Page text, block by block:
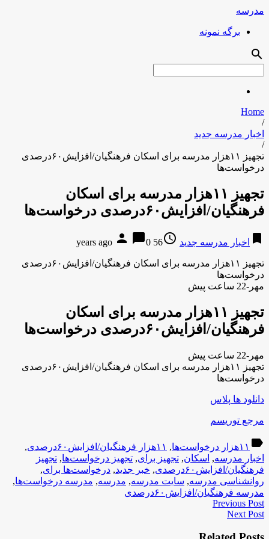
مدرسه
برگه نمونه
search
Home
/
اخبار مدرسه جدید
/
تجهیز ۱۱هزار مدرسه برای اسکان فرهنگیان/افزایش۶۰درصدی
درخواست‌ها
تجهیز ۱۱هزار مدرسه برای اسکان
فرهنگیان/افزایش۶۰درصدی درخواست‌ها
bookmark اخبار مدرسه جدید access_time
56 years ago
person chat_bubble0
تجهیز ۱۱هزار مدرسه برای اسکان فرهنگیان/افزایش۶۰درصدی
درخواست‌ها
مهر-22 ساعت پیش
تجهیز ۱۱هزار مدرسه برای اسکان
فرهنگیان/افزایش۶۰درصدی درخواست‌ها
مهر-22 ساعت پیش
تجهیز ۱۱هزار مدرسه برای اسکان فرهنگیان/افزایش۶۰درصدی
درخواست‌ها
دانلود ها پلاس
مرجع توریسم
label ۱۱هزار درخواست‌ها , ۱۱هزار فرهنگیان/افزایش۶۰درصدی
,
اخبار مدرسه, اسکان, تجهیز برای, تجهیز درخواست‌ها, تجهیز
فرهنگیان/افزایش۶۰درصدی
, خبر جدید, درخواست‌ها برای,
روانشناسی مدرسه, سایت مدرسه, مدرسه, مدرسه درخواست‌ها,
مدرسه فرهنگیان/افزایش۶۰درصدی
Previous Post
Next Post